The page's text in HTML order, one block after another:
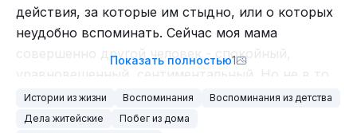
Она взяла нож и начала нарезать салат, но руки
дрожали. Нож скользнул по пальцу, и она
порезалась? Дай посмотрю.
Он подошёл, взял её руку, поднёс к свету. На
на работу не могла ходить. Трое суток она
просто постоянно плакала. У мамы с папой в тот
период были непростые отношения и Шурик был
Шурика похоронили в том же лесопарке рядом с
домом.
действия, за которые им стыдно, или о которых
неудобно вспоминать. Сейчас моя мама
совершенно другой человек - спокойный,
время...
Показать полностью1
Истории из жизни Воспоминания
Воспоминания из детства
Дела житейские
Побег из дома